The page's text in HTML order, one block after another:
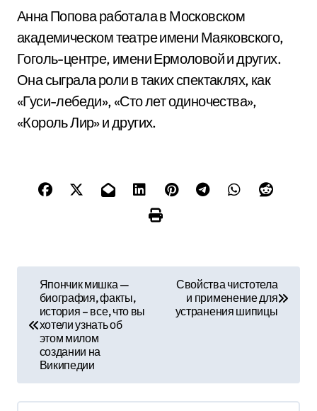
Анна Попова работала в Московском
академическом театре имени Маяковского,
Гоголь-центре, имени Ермоловой и других.
Она сыграла роли в таких спектаклях, как
«Гуси-лебеди», «Сто лет одиночества»,
«Король Лир» и других.
г
Япончик мишка —
биография, факты,
история – все, что вы
хотели узнать об
этом милом
создании на
Википедии
Свойства чистотела
и применение для
устранения шипицы